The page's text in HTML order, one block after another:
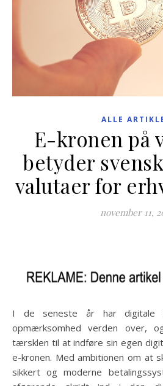
ALLE
E-kronen på
betyder
valutaer for
november 11,
I de seneste år har digitale valutaer vundet stor
opmærksomhed verden over,
tærsklen til at indføre sin egen
e-kronen. Med ambitionen om at
sikkert og moderne